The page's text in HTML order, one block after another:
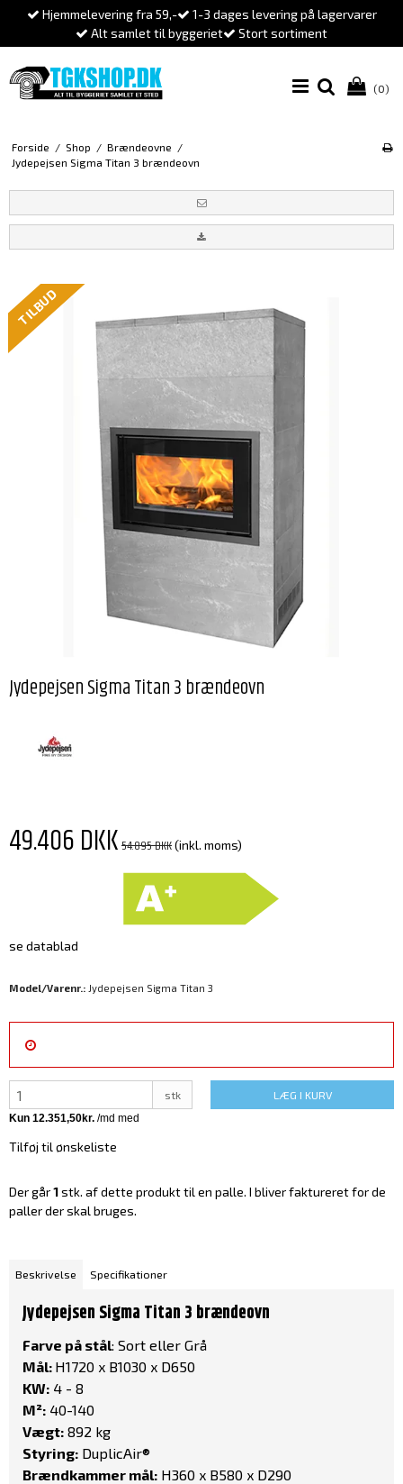
Hjemmelevering fra 59,-
1-3 dages levering på lagervarer
Alt samlet til byggeriet
Stort sortiment
(0)
Forside / Shop / Brændeovne /
Jydepejsen Sigma Titan 3 brændeovn
TILBUD
Jydepejsen Sigma Titan 3 brændeovn
49.406 DKK54.895 DKK(inkl. moms)
se datablad
Model/Varenr.: Jydepejsen Sigma Titan 3
stk LÆG I KURV
Tilføj til ønskeliste
Der går1stk. af dette produkt til en palle. I bliver faktureret for de
paller der skal bruges.
Beskrivelse Specifikationer
Jydepejsen Sigma Titan 3 brændeovn
Farve på stål: Sort eller Grå
Mål: H1720 x B1030 x D650
KW: 4 - 8
M²: 40-140
Vægt: 892 kg
Styring: DuplicAir®
Brændkammer mål: H360 x B580 x D290